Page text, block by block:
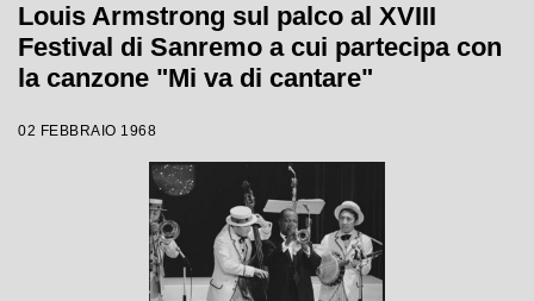
Louis Armstrong sul palco al XVIII
Festival di Sanremo a cui partecipa con
la canzone "Mi va di cantare"
02 FEBBRAIO 1968